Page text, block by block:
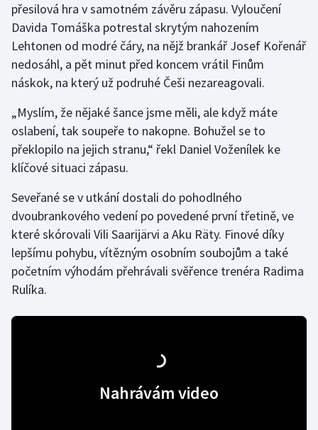
Golf
Gymnastika
Házená
Jezdectví
Judo
Lezení
Lyže a snowboard
Moderní pětiboj
Motorsport
přesilová hra v samotném závěru zápasu. Vyloučení
Davida Tomáška potrestal skrytým nahozením
Lehtonen od modré čáry, na nějž brankář Josef Kořenář
nedosáhl, a pět minut před koncem vrátil Finům
náskok, na který už podruhé Češi nezareagovali.
„Myslím, že nějaké šance jsme měli, ale když máte
oslabení, tak soupeře to nakopne. Bohužel se to
překlopilo na jejich stranu,“ řekl Daniel Voženílek ke
klíčové situaci zápasu.
Seveřané se v utkání dostali do pohodlného
dvoubrankového vedení po povedené první třetině, ve
které skórovali Vili Saarijärvi a Aku Räty. Finové díky
lepšímu pohybu, vítězným osobním soubojům a také
početním výhodám přehrávali svěřence trenéra Radima
Rulíka.
Nahrávám video